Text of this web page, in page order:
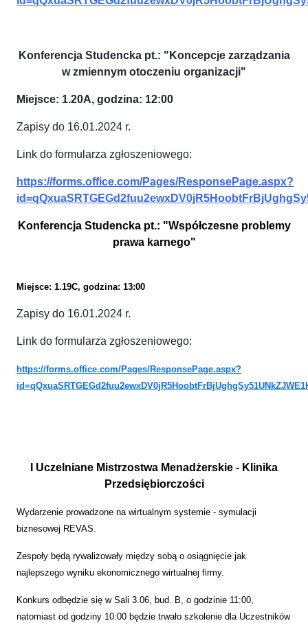
Konferencja Studencka pt.: "Koncepcje zarządzania
w zmiennym otoczeniu organizacji"
Miejsce: 1.20A, godzina: 12:00
Zapisy do 16.01.2024 r.
Link do formularza zgłoszeniowego:
https://forms.office.com/Pages/ResponsePage.aspx?
Konferencja Studencka pt.: "Współczesne problemy
prawa karnego"
Miejsce: 1.19C, godzina: 13:00
Zapisy do 16.01.2024 r.
Link do formularza zgłoszeniowego:
https://forms.office.com/Pages/ResponsePage.aspx?
I Uczelniane Mistrzostwa Menadżerskie - Klinika
Przedsiębiorczości
Wydarzenie prowadzone na wirtualnym systemie - symulacji
biznesowej REVAS.
Zespoły będą rywalizowały między sobą o osiągnięcie jak
najlepszego wyniku ekonomicznego wirtualnej firmy.
Konkurs odbędzie się w Sali 3.06, bud. B, o godzinie 11:00,
natomiast od godziny 10:00 będzie trwało szkolenie dla Uczestników